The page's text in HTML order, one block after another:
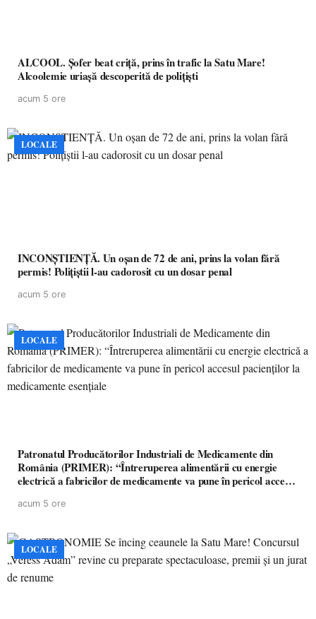
ALCOOL. Șofer beat criță, prins în trafic la Satu Mare!
Alcoolemie uriașă descoperită de polițiști
acum 5 ore
LOCALE
INCONȘTIENȚĂ. Un oșan de 72 de ani, prins la volan fără
permis! Polițiștii l-au cadorosit cu un dosar penal
acum 5 ore
LOCALE
Patronatul Producătorilor Industriali de Medicamente din
România (PRIMER): “Întreruperea alimentării cu energie
electrică a fabricilor de medicamente va pune în pericol accesul
acum 5 ore
LOCALE